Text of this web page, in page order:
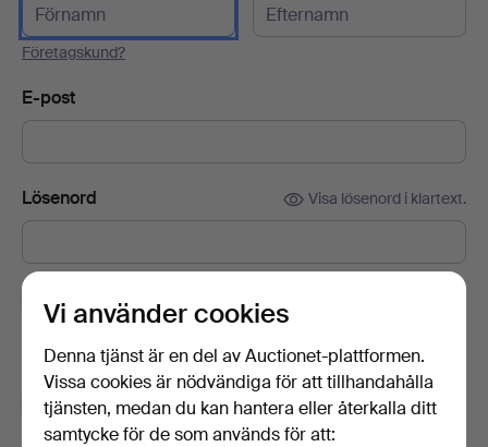
Företagskund?
E-post
Lösenord Visa lösenord i klartext.
Prenumerera på Auctionets nyhetsbrev.
ångrar dig kan du enkelt avsluta prenumerationen.
Jag är över 18 år och jag godkänner
användarvillkoren,köpvillkorensamt bekräftar att jag
Vi använder cookies
Denna tjänst är en del av Auctionet-plattformen.
Vissa cookies är nödvändiga för att tillhandahålla
tjänsten, medan du kan hantera eller återkalla ditt
samtycke för de som används för att: